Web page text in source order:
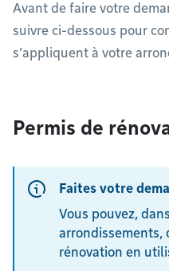
Avant de faire votre
suivre ci-dessous pour
s’appliquent à votre
Permis de
Faites votre
Vous pouvez,
arrondissements,
rénovation en